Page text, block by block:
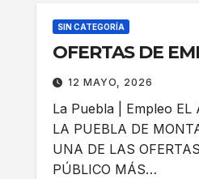
SIN CATEGORÍA
OFERTAS DE
12 MAYO, 2026
La Puebla | Empleo EL
LA PUEBLA DE
UNA DE LAS
PÚBLICO MÁS…